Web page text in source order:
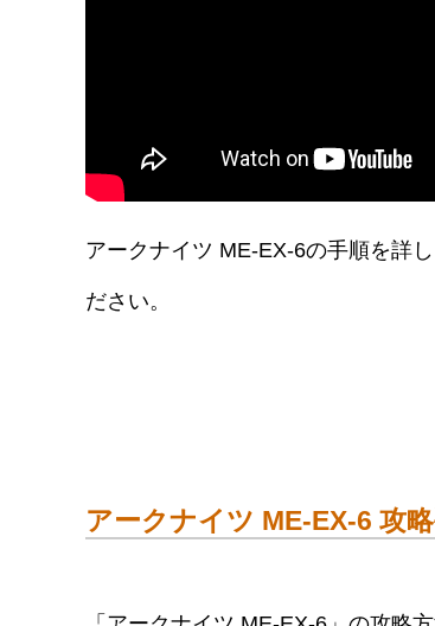
アークナイツ ME-EX-6の手順を詳
ださい。
アークナイツ ME-EX-6 攻